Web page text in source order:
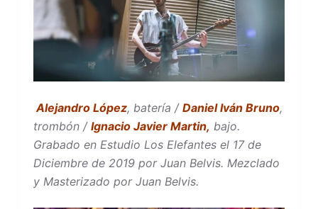
Alejandro López, batería / Daniel Iván Bruno,
trombón / Ignacio Javier Martin, bajo.
Grabado en Estudio Los Elefantes el 17 de
Diciembre de 2019 por Juan Belvis. Mezclado
y Masterizado por Juan Belvis.